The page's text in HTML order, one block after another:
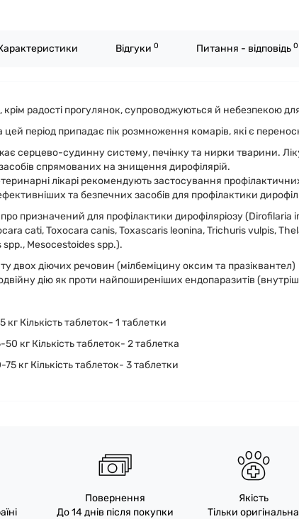
Відгуки 0 Питання - відповідь 0
крім радості прогулянок, супроводжуються й небезпекою
період припадає пік розмноження комарів, які є
серцево-судинну систему, печінку та нирки тварини.
спрямованих на знищення дирофілярій.
лікарі рекомендують застосування
та безпечних засобів для профілактики
призначений для профілактики дирофіляріозу
cati, Toxocara canis, Toxascaris leonina, Trichuris vulpis,
Mesocestoides spp.).
двох діючих речовин (мілбеміцину оксим та празіквантел)
дію як проти найпоширеніших ендопаразитів
кг Кількість таблеток- 1 таблетки
50 кг Кількість таблеток- 2 таблетка
75 кг Кількість таблеток- 3 таблетки
Повернення
До 14 днів після покупки
Якість
Тільки оригінальна